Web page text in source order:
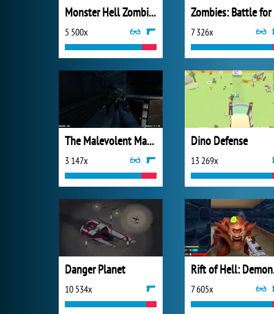
Monster Hell Zombie Arena
5 500x 7 326x
The Malevolent Mansion of Evil
3 147x
Dino Defense
13 269x
Danger Planet
10 534x 7 605x